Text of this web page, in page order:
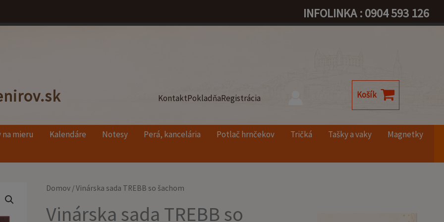
INFOLINKA : 0904 593 126
KontaktPokladňaRegistrácia Košík
mieru Kalendáre Notesy Perá, kancelária Potlač hrnčekov Tričká Tašky a vaky
Magnetky
Domov/ Vinárska sada TREBB so šachom
Vinárska sada TREBB so
množstvo
sada